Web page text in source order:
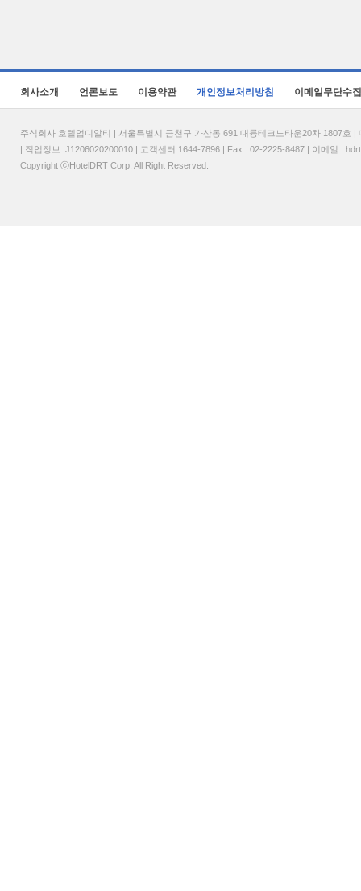
회사소개 언론보도 이용약관 개인정보처리방침 이메일무단수
주식회사 호텔업디알티 | 서울특별시 금천구 가산동 691 대륭테크노타운20차 1807
| 직업정보: J1206020200010 | 고객센터 1644-7896 | Fax : 02-2225-8487 | 이메일 :
Copyright ⓒHotelDRT Corp. All Right Reserved.